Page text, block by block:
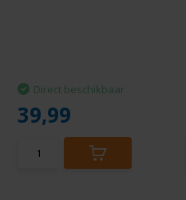
Direct beschikbaar
39,99